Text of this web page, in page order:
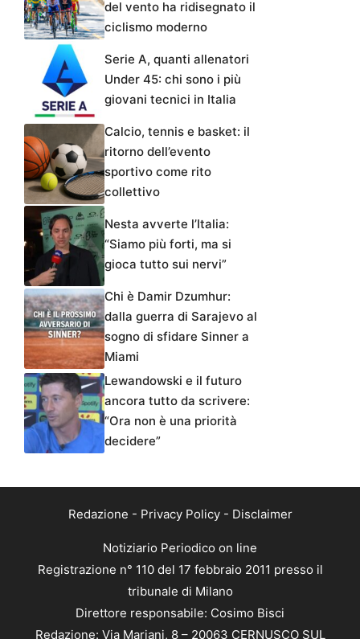
del vento ha ridisegnato il
ciclismo moderno
Serie A, quanti allenatori
Under 45: chi sono i più
giovani tecnici in Italia
Calcio, tennis e basket: il
ritorno dell’evento
sportivo come rito
collettivo
Nesta avverte l’Italia:
“Siamo più forti, ma si
gioca tutto sui nervi”
Chi è Damir Dzumhur:
dalla guerra di Sarajevo al
sogno di sfidare Sinner a
Miami
Lewandowski e il futuro
ancora tutto da scrivere:
“Ora non è una priorità
decidere”
Redazione - Privacy Policy- Disclaimer
Notiziario Periodico on line
Registrazione n° 110 del 17 febbraio 2011 presso il
tribunale di Milano
Direttore responsabile: Cosimo Bisci
Redazione: Via Mariani, 8 – 20063 CERNUSCO SUL